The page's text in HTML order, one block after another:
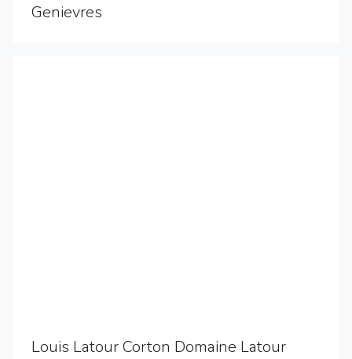
Genievres
Louis Latour Corton Domaine Latour